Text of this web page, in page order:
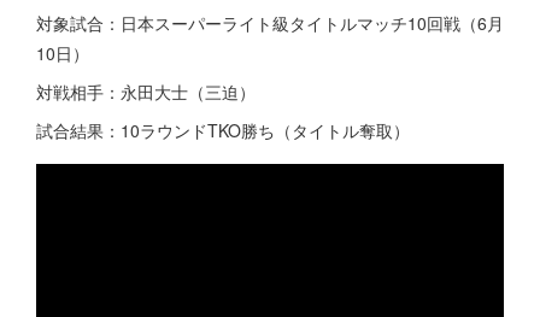
対象試合：日本スーパーライト級タイトルマッチ10回戦（6月
10日）
対戦相手：永田大士（三迫）
試合結果：10ラウンドTKO勝ち（タイトル奪取）